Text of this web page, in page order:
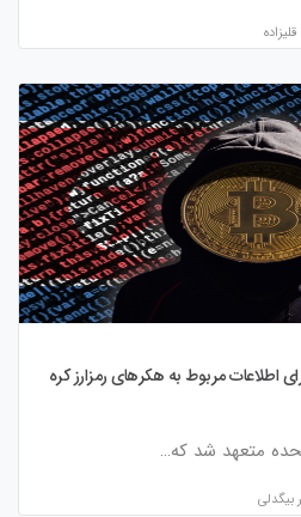
دلار برای اطلاعات مربوط به هکرهای رمزارز کره
متعهد شد که…
بیگدلی